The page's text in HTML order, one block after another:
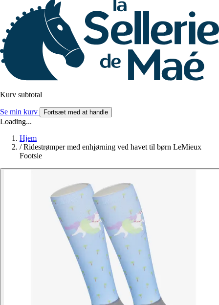
Kurv subtotal
Se min kurv Fortsæt med at handle
Loading...
Hjem
/ Ridestrømper med enhjørning ved havet til børn LeMieux
Footsie